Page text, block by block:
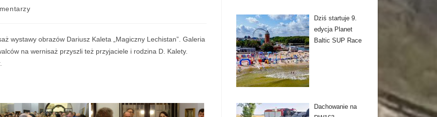
wystawy obrazów Dariusz Kaleta „Magiczny Lechistan”. Galeria
na wernisaż przyszli też przyjaciele i rodzina D. Kalety.
Dziś startuje 9.
edycja Planet
Baltic SUP Race
Dachowanie na